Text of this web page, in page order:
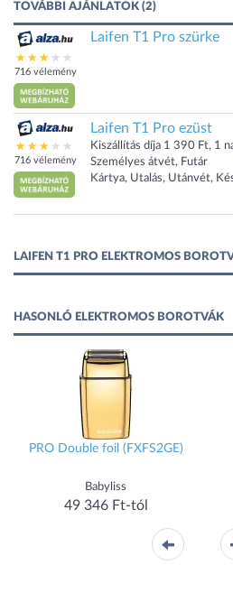
TOVÁBBI AJÁNLATOK (2)
716 vélemény
Laifen T1 Pro szürke
716 vélemény
Laifen T1 Pro ezüst
Kiszállítás díja 1 390 Ft, 1
Személyes átvét, Futár
Kártya, Utalás, Utánvét,
LAIFEN T1 PRO ELEKTROMOS
HASONLÓ ELEKTROMOS BOROTVÁK
PRO Double foil (FXFS2GE)
Babyliss
49 346 Ft-tól